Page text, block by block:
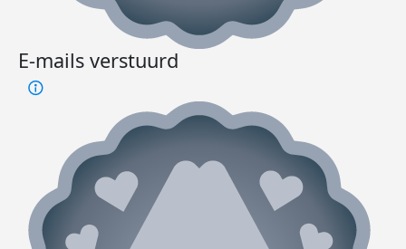
E-mails verstuurd